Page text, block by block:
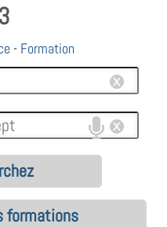
- Formation
formations